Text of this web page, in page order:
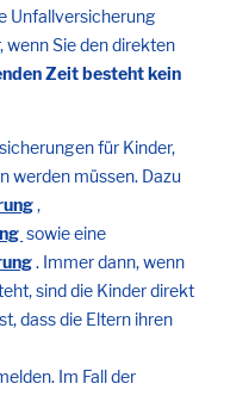
Unfallversicherung
wenn Sie den direkten
Zeit besteht kein
für Kinder,
werden müssen. Dazu
,
sowie eine
. Immer dann, wenn
sind die Kinder direkt
dass die Eltern ihren
Im Fall der